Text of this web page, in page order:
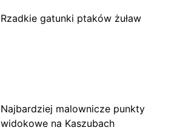
Rzadkie gatunki ptaków żuław
Najbardziej malownicze punkty
widokowe na Kaszubach